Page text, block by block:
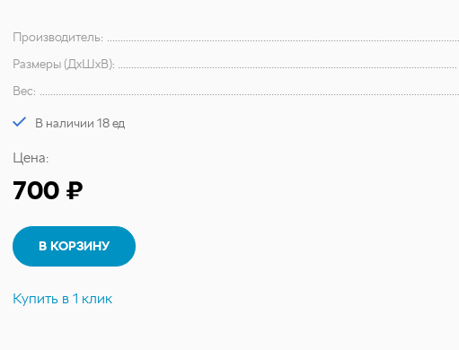
Производитель:
Размеры (ДхШхВ):
Вес:
В наличии 18 ед
Цена:
700 ₽
В КОРЗИНУ
Купить в 1 клик